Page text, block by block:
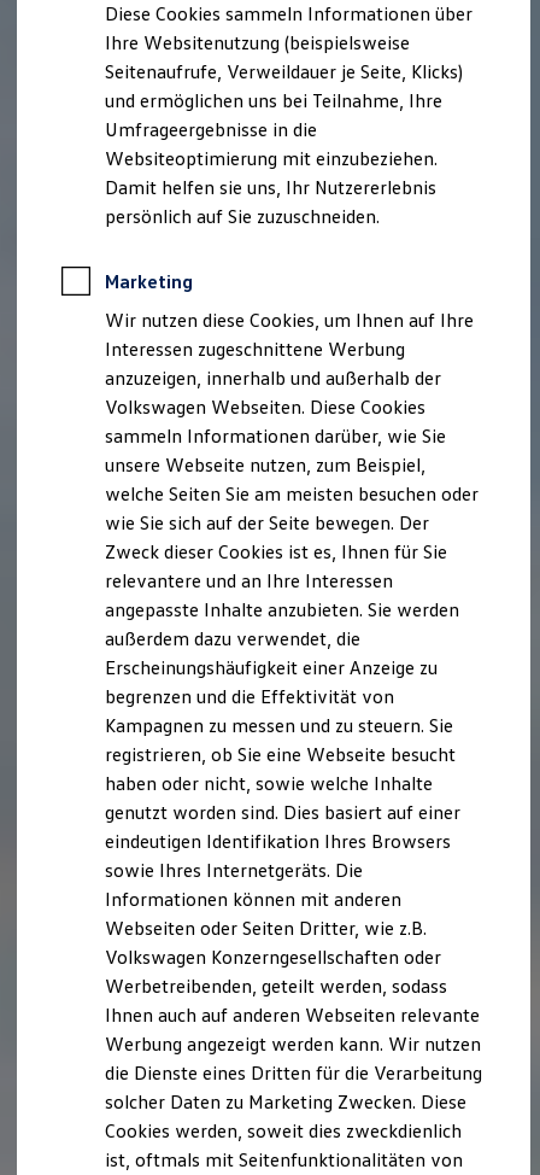
Behörden
Direktkunden
Sonderfahrzeuge
Anpfiff zum Gewinn
Elektromobilität
Elektroautos
ID. Tutorials
Elektrofahrzeugkonzepte
ID. EVERY1
Reichweite
Rekuperation
Laden unterwegs
Laden Zuhause
Ladestationen finden
Ladezeitensimulator
Batterie
Sicherheit
Nachhaltigkeit
Technologie
Kosten und Kauf
Kaufoptionen
E-Auto-Förderung
Software und Konnektivität
Die ID. Software 6
ID. Software Versionen und Updates
Digitale Extras
Schnittstellen zu Ihrem ID.
Hybridautos
Marke und Erlebnis
Volkswagen R und R Experience
R-Modelle
R Experience
Driving Experience
Volkswagen entdecken
Werkbesichtigung
Lifestyle Shop
T-Roc Kollektion
Golf Kollektion
ID. Kollektion
Volkswagen Kollektion
R-Kollektion
GTI Kollektion
Fußball Drop
we drive football
#wedriveproud
Besitzer und Service
Software Updates
Diese Cookies sammeln Informationen über
Ihre Websitenutzung (beispielsweise
Seitenaufrufe, Verweildauer je Seite, Klicks)
und ermöglichen uns bei Teilnahme, Ihre
Umfrageergebnisse in die
Websiteoptimierung mit einzubeziehen.
Damit helfen sie uns, Ihr Nutzererlebnis
persönlich auf Sie zuzuschneiden.
Marketing
Wir nutzen diese Cookies, um Ihnen auf Ihre
Interessen zugeschnittene Werbung
anzuzeigen, innerhalb und außerhalb der
Volkswagen Webseiten. Diese Cookies
sammeln Informationen darüber, wie Sie
unsere Webseite nutzen, zum Beispiel,
welche Seiten Sie am meisten besuchen oder
wie Sie sich auf der Seite bewegen. Der
Zweck dieser Cookies ist es, Ihnen für Sie
relevantere und an Ihre Interessen
angepasste Inhalte anzubieten. Sie werden
außerdem dazu verwendet, die
Erscheinungshäufigkeit einer Anzeige zu
begrenzen und die Effektivität von
Kampagnen zu messen und zu steuern. Sie
registrieren, ob Sie eine Webseite besucht
haben oder nicht, sowie welche Inhalte
genutzt worden sind. Dies basiert auf einer
eindeutigen Identifikation Ihres Browsers
sowie Ihres Internetgeräts. Die
Informationen können mit anderen
Webseiten oder Seiten Dritter, wie z.B.
Volkswagen Konzerngesellschaften oder
Werbetreibenden, geteilt werden, sodass
Ihnen auch auf anderen Webseiten relevante
Werbung angezeigt werden kann. Wir nutzen
die Dienste eines Dritten für die Verarbeitung
solcher Daten zu Marketing Zwecken. Diese
Cookies werden, soweit dies zweckdienlich
ist, oftmals mit Seitenfunktionalitäten von